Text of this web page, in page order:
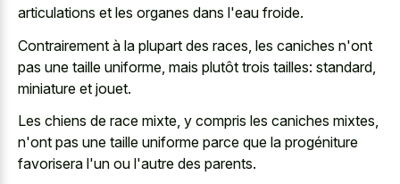
articulations et les organes dans l'eau froide.
Contrairement à la plupart des races, les caniches n'ont
pas une taille uniforme, mais plutôt trois tailles: standard,
miniature et jouet.
Les chiens de race mixte, y compris les caniches mixtes,
n'ont pas une taille uniforme parce que la progéniture
favorisera l'un ou l'autre des parents.